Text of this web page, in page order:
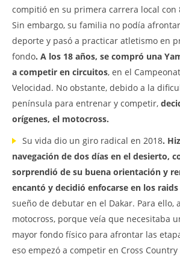
compitió en su primera carrera local con
Sin embargo, su familia no podía
deporte y pasó a practicar atletismo en
fondo. A los 18 años, se compró una
a competir en circuitos, en el
Velocidad. No obstante, debido a la
península para entrenar y competir,
orígenes, el motocross.
Su vida dio un giro radical en 2018.
navegación de dos días en el desierto,
sorprendió de su buena orientación y
encantó y decidió enfocarse en los raids
sueño de debutar en el Dakar. Para ello,
motocross, porque veía que necesitaba
mayor fondo físico para afrontar las
eso empezó a competir en Cross